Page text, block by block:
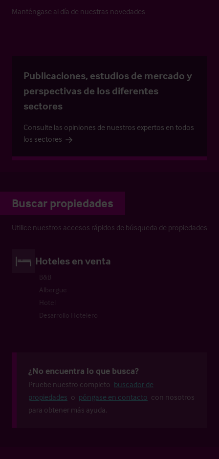
Manténgase al día de nuestras novedades
Publicaciones, estudios de mercado y
perspectivas de los diferentes
sectores
Consulte las opiniones de nuestros expertos en todos
los sectores
Buscar propiedades
Utilice nuestros accesos rápidos de búsqueda de propiedades
Hoteles en venta
B&B
Albergue
Hotel
Desarrollo Hotelero
¿No encuentra lo que busca?
Pruebe nuestro completo buscador de
propiedades o póngase en contacto con nosotros
para obtener más ayuda.